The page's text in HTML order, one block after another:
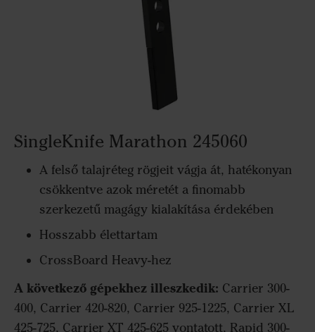
SingleKnife Marathon 245060
A felső talajréteg rögjeit vágja át, hatékonyan
csökkentve azok méretét a finomabb
szerkezetű magágy kialakítása érdekében
Hosszabb élettartam
CrossBoard Heavy-hez
A következő gépekhez illeszkedik: Carrier 300-
400, Carrier 420-820, Carrier 925-1225, Carrier XL
425-725, Carrier XT 425-625 vontatott, Rapid 300-